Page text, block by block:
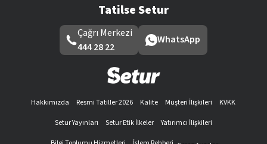
Tatilse Setur
Çağrı Merkezi
444 28 22
WhatsApp
Hakkımızda Resmi Tatiller 2026 Kalite Müşteri İlişkileri
KVKK
Setur Yayınları
Setur Etik İlkeler
Yatırımcı İlişkileri